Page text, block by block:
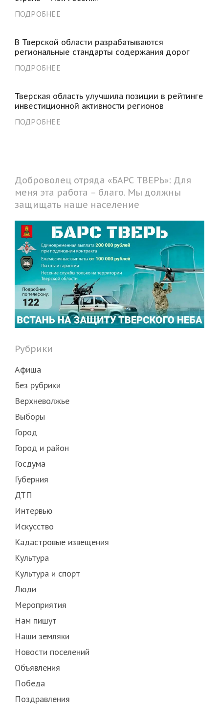
ПОДРОБНЕЕ
В Тверской области разрабатываются
региональные стандарты содержания дорог
ПОДРОБНЕЕ
Тверская область улучшила позиции в рейтинге
инвестиционной активности регионов
ПОДРОБНЕЕ
Доброволец отряда «БАРС ТВЕРЬ»: Для
меня эта работа – благо. Мы должны
защищать наше население
Рубрики
Афиша
Без рубрики
Верхневолжье
Выборы
Город
Город и район
Госдума
Губерния
ДТП
Интервью
Искусство
Кадастровые извещения
Культура
Культура и спорт
Люди
Мероприятия
Нам пишут
Наши земляки
Новости поселений
Объявления
Победа
Поздравления